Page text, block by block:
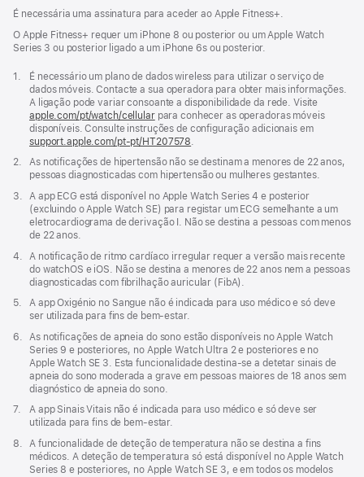
É necessária uma assinatura para aceder ao Apple Fitness+.
O Apple Fitness+ requer um iPhone 8 ou posterior ou um Apple Watch
Series 3 ou posterior ligado a um iPhone 6s ou posterior.
Nota
rodapé
1.
É necessário um plano de dados wireless para utilizar o serviço de
dados móveis. Contacte a sua operadora para obter mais informações.
A ligação pode variar consoante a disponibilidade da rede. Visite
apple.com/pt/watch/cellularpara conhecer as operadoras móveis
disponíveis. Consulte instruções de configuração adicionais em
support.apple.com/pt-pt/HT207578
nova
janela)
Nota
2.
As notificações de hipertensão não se destinam a menores de 22 anos,
pessoas diagnosticadas com hipertensão ou mulheres gestantes.
Nota
rodapé
3.
A app ECG está disponível no Apple Watch Series 4 e posterior
(excluindo o Apple Watch SE) para registar um ECG semelhante a um
eletrocardiograma de derivação I. Não se destina a pessoas com menos
de 22 anos.
Nota
rodapé
4.
A notificação de ritmo cardíaco irregular requer a versão mais recente
do watchOS e iOS. Não se destina a menores de 22 anos nem a pessoas
diagnosticadas com fibrilhação auricular (FibA).
Nota
5.
A app Oxigénio no Sangue não é indicada para uso médico e só deve
ser utilizada para fins de bem‑estar.
Nota
rodapé
6.
As notificações de apneia do sono estão disponíveis no Apple Watch
Series 9 e posteriores, no Apple Watch Ultra 2 e posteriores e no
Apple Watch SE 3. Esta funcionalidade destina-se a detetar sinais de
apneia do sono moderada a grave em pessoas maiores de 18 anos sem
diagnóstico de apneia do sono.
Nota
7.
A app Sinais Vitais não é indicada para uso médico e só deve ser
utilizada para fins de bem-estar.
Nota
rodapé
8.
A funcionalidade de deteção de temperatura não se destina a fins
médicos. A deteção de temperatura só está disponível no Apple Watch
Series 8 e posteriores, no Apple Watch SE 3, e em todos os modelos